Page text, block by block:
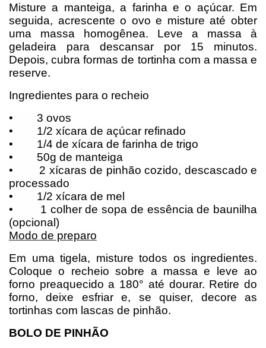
Misture a manteiga, a farinha e o açúcar. Em
seguida, acrescente o ovo e misture até obter
uma massa homogênea. Leve a massa à
geladeira para descansar por 15 minutos.
Depois, cubra formas de tortinha com a massa e
reserve.
Ingredientes para o recheio
•
3 ovos
•
1/2 xícara de açúcar refinado
•
1/4 de xícara de farinha de trigo
•
50g de manteiga
•
2 xícaras de pinhão cozido, descascado e
processado
•
1/2 xícara de mel
•
1 colher de sopa de essência de baunilha
(opcional)
Modo de preparo
Em uma tigela, misture todos os ingredientes.
Coloque o recheio sobre a massa e leve ao
forno preaquecido a 180° até dourar. Retire do
forno, deixe esfriar e, se quiser, decore as
tortinhas com lascas de pinhão.
BOLO DE PINHÃO